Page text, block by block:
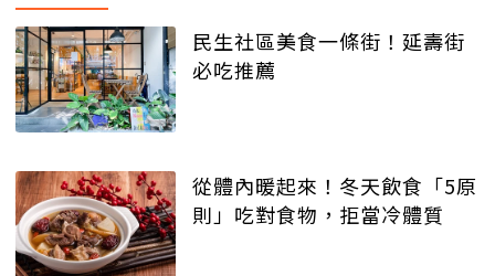
民生社區美食一條街！延壽街
必吃推薦
從體內暖起來！冬天飲食「5原
則」吃對食物，拒當冷體質